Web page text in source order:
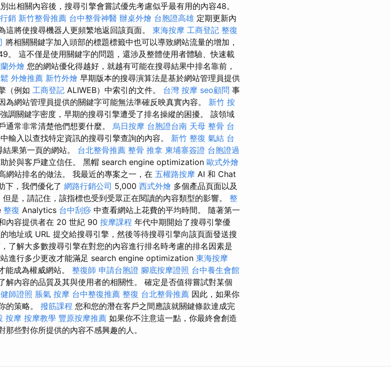
出相關內容後，搜尋引擎會嘗試優先考慮似乎最有用的內容48。
銷 新竹整骨推薦 台中整骨神醫 辦桌外燴 台胞證高雄 定期更新內
將使搜尋機器人更頻繁地返回該頁面。 東海按摩 工商登記 整復
將相關關鍵字加入頭部的標題標籤中也可以導致網站流量的增加，
。 這不僅是使用關鍵字的問題，還涉及整體使用者體驗、快速載
外燴 您的網站優化得越好，就越有可能在搜尋結果中排名靠前，
外燴推薦 新竹外燴 早期版本的搜尋演算法是基於網站管理員提供
（例如 工商登記 ALIWEB）中索引的文件。 台灣 按摩 seo顧問 事
為網站管理員提供的關鍵字可能無法準確反映真實內容。 新竹 按
調關鍵字密度，早期的搜尋引擎遭受了排名操縱的困擾。 該領域
通常非常清楚他們想要什麼。 烏日按摩 台胞證台南 天母 整骨 台
輸入以查找特定資訊的搜尋引擎查詢的內容。 新竹 整復 氣結 台
果第一頁的網站。 台北整骨推薦 整骨 推拿 柬埔寨簽證 台胞證過
於與客戶建立信任。 黑帽 search engine optimization 歐式外燴
網站排名的做法。 我最近的專案之一，在 五權路按摩 AI 和 Chat
下，我們優化了 網路行銷公司 5,000 西式外燴 多個產品頁面以及
但是，請記住，該指標也受到受眾正在閱讀的內容類型的影響。 整
整復 Analytics 台中刮痧 中查看網站上花費的平均時間。 隨著第一
內容提供者在 20 世紀 90 按摩課程 年代中期開始了搜尋引擎優
地址或 URL 提交給搜尋引擎，然後等待搜尋引擎向該頁面發送搜
了解大多數搜尋引擎在對您的內容進行排名時考慮的排名因素是
進行多少更改才能滿足 search engine optimization 東海按摩
能成為權威網站。 整復師 申請台胞證 腳底按摩證照 台中養生會館
解內容的品質及其與使用者的相關性。 確定是否值得嘗試對某個
師證照 脹氣 按摩 台中整復推薦 整復 台北整骨推薦 因此，如果你
的策略。 撥筋課程 您和您的潛在客戶之間應該就關鍵條款達成完
按摩 按摩教學 豐原按摩推薦 如果你不注意這一點，你最終會創造
些對你所提供的內容不感興趣的人。